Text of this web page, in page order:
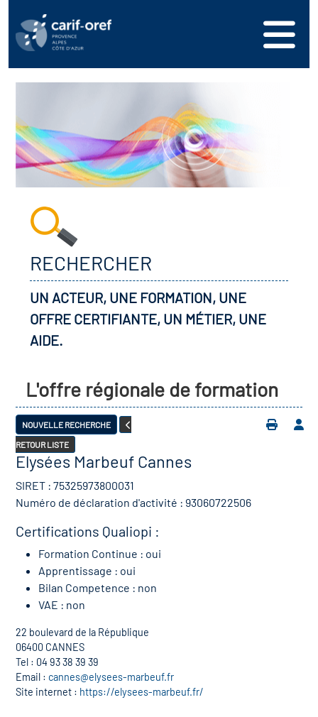
RECHERCHER
UN ACTEUR, UNE FORMATION, UNE
OFFRE CERTIFIANTE, UN MÉTIER, UNE
AIDE.
L'offre régionale de formation
NOUVELLE RECHERCHE
RETOUR LISTE
Elysées Marbeuf Cannes
SIRET : 75325973800031
Numéro de déclaration d'activité : 93060722506
Certifications Qualiopi :
Formation Continue : oui
Apprentissage : oui
Bilan Competence : non
VAE : non
22 boulevard de la République
06400 CANNES
Tel : 04 93 38 39 39
Email : cannes@elysees-marbeuf.fr
Site internet : https://elysees-marbeuf.fr/